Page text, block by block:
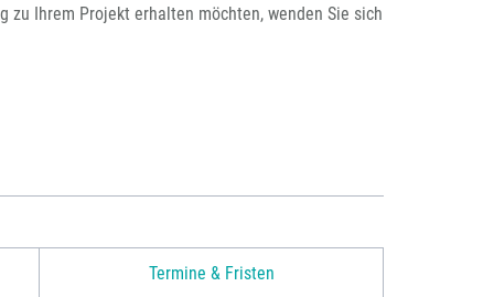
Ihrem Projekt erhalten möchten, wenden Sie sich
Termine & Fristen